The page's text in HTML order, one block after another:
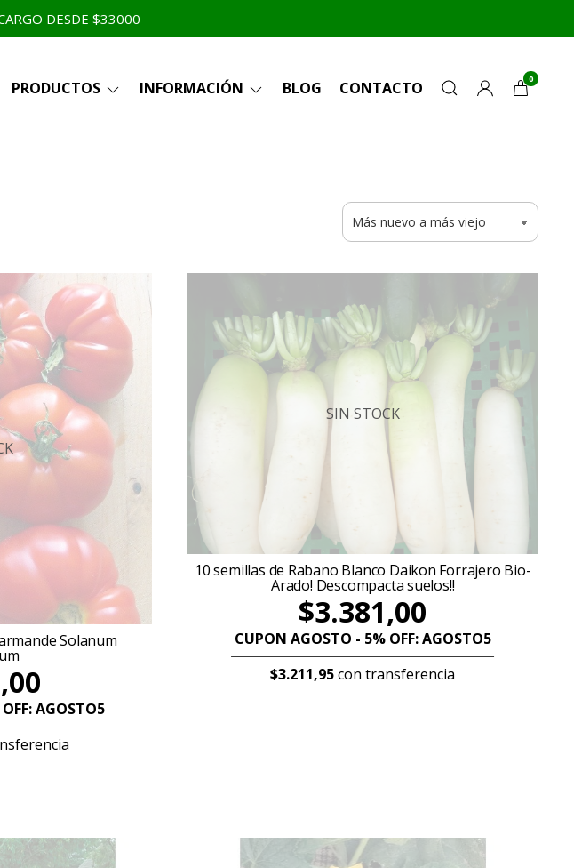
DESDE $33000
PRODUCTOS INFORMACIÓN BLOG CONTACTO 0
Solanum
AGOSTO5
SIN STOCK
10 semillas de Rabano Blanco Daikon Forrajero Bio-
Arado! Descompacta suelos!!
$3.381,00
CUPON AGOSTO - 5% OFF: AGOSTO5
$3.211,95con transferencia